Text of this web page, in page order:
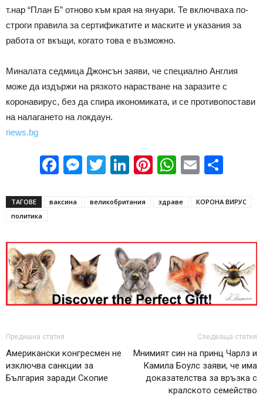
т.нар “План Б” отново към края на януари. Те включваха по-
строги правила за сертификатите и маските и указания за
работа от вкъщи, когато това е възможно.
Миналата седмица Джонсън заяви, че специално Англия
може да издържи на рязкото нарастване на заразите с
коронавирус, без да спира икономиката, и се противопостави
на налагането на локдаун.
news.bg
Facebook
Messenger
Twitter
LinkedIn
Pinterest
WhatsApp
Email
ТАГОВЕ ваксина великобритания здраве
КОРОНА ВИРУС
политика
Предишна статия
Американски конгресмен не
изключва санкции за
България заради Скопие
Следваща статия
Мнимият син на принц Чарлз и
Камила Боулс заяви, че има
доказателства за връзка с
кралското семейство